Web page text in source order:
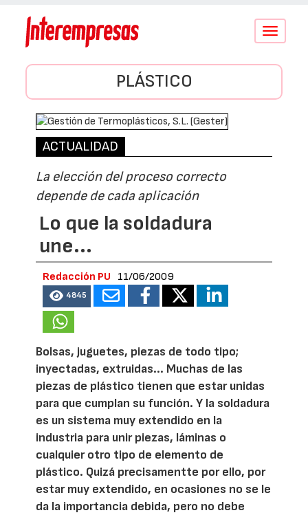
Conmutar
PLÁSTICO
ACTUALIDAD
La elección del proceso correcto
depende de cada aplicación
Lo que la soldadura
une...
Redacción PU 11/06/2009
4845
Bolsas, juguetes, piezas de todo tipo;
inyectadas, extruidas... Muchas de las
piezas de plástico tienen que estar unidas
para que cumplan su función. Y la soldadura
es un sistema muy extendido en la
industria para unir piezas, láminas o
cualquier otro tipo de elemento de
plástico. Quizá precisamentte por ello, por
estar muy extendido, en ocasiones no se le
da la importancia debida, pero no debe